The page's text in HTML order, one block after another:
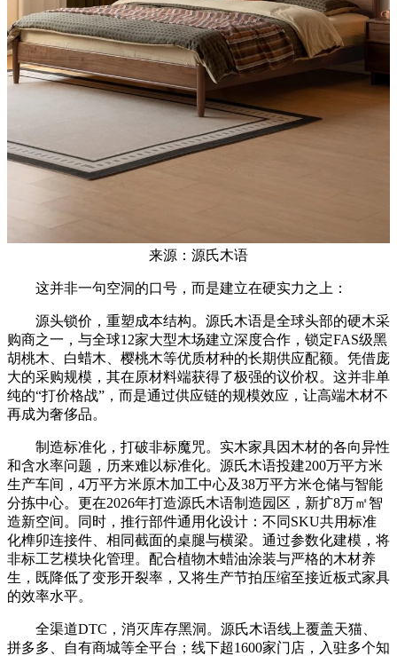
来源：源氏木语
这并非一句空洞的口号，而是建立在硬实力之上：
源头锁价，重塑成本结构。源氏木语是全球头部的硬木采
购商之一，与全球12家大型木场建立深度合作，锁定FAS级黑
胡桃木、白蜡木、樱桃木等优质材种的长期供应配额。凭借庞
大的采购规模，其在原材料端获得了极强的议价权。这并非单
纯的“打价格战”，而是通过供应链的规模效应，让高端木材不
再成为奢侈品。
制造标准化，打破非标魔咒。实木家具因木材的各向异性
和含水率问题，历来难以标准化。源氏木语投建200万平方米
生产车间，4万平方米原木加工中心及38万平方米仓储与智能
分拣中心。更在2026年打造源氏木语制造园区，新扩8万㎡智
造新空间。同时，推行部件通用化设计：不同SKU共用标准
化榫卯连接件、相同截面的桌腿与横梁。通过参数化建模，将
非标工艺模块化管理。配合植物木蜡油涂装与严格的木材养
生，既降低了变形开裂率，又将生产节拍压缩至接近板式家具
的效率水平。
全渠道DTC，消灭库存黑洞。源氏木语线上覆盖天猫、
拼多多、自有商城等全平台；线下超1600家门店，入驻多个知